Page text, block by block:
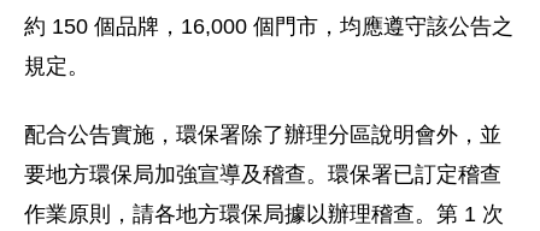
約 150 個品牌，16,000 個門市，均應遵守該公告之
規定。
配合公告實施，環保署除了辦理分區說明會外，並
要地方環保局加強宣導及稽查。環保署已訂定稽查
作業原則，請各地方環保局據以辦理稽查。第 1 次